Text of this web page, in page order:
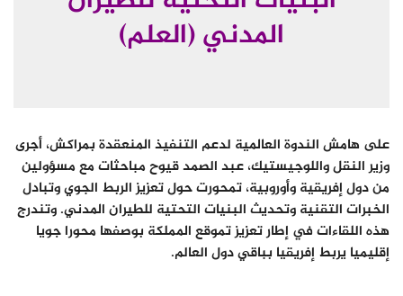
المدني (العلم)
على هامش الندوة العالمية لدعم التنفيذ المنعقدة بمراكش، أجرى
وزير النقل واللوجيستيك، عبد الصمد قيوح مباحثات مع مسؤولين
من دول إفريقية وأوروبية، تمحورت حول تعزيز الربط الجوي وتبادل
الخبرات التقنية وتحديث البنيات التحتية للطيران المدني. وتندرج
هذه اللقاءات في إطار تعزيز تموقع المملكة بوصفها محورا جويا
إقليميا يربط إفريقيا بباقي دول العالم.